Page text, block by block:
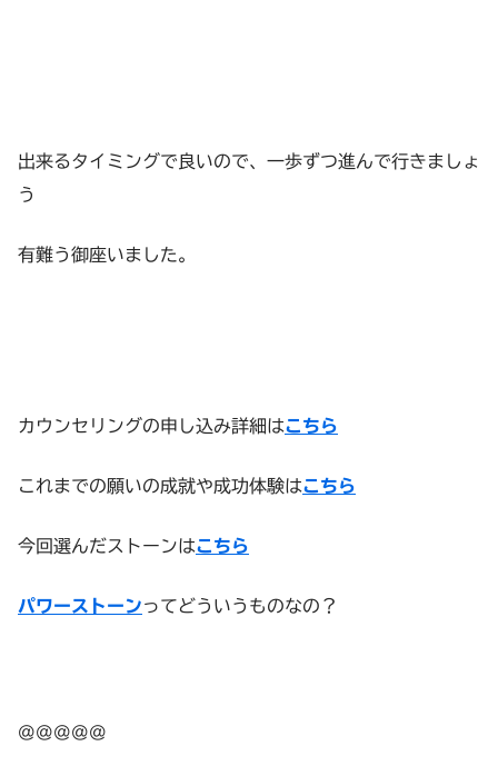
出来るタイミングで良いので、一歩ずつ進んで行きましょ
う
有難う御座いました。
カウンセリングの申し込み詳細はこちら
これまでの願いの成就や成功体験はこちら
今回選んだストーンはこちら
パワーストーンってどういうものなの？
@@@@@